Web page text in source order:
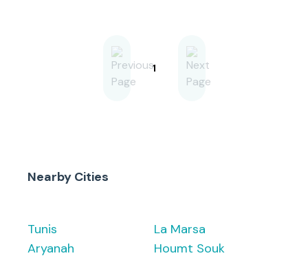
für konzentriertes Arbeiten. Ein
besonderes Highlight ist die
Dachterrasse mit Meerblick, die als
1
Nearby Cities
Tunis
La Marsa
Aryanah
Houmt Souk